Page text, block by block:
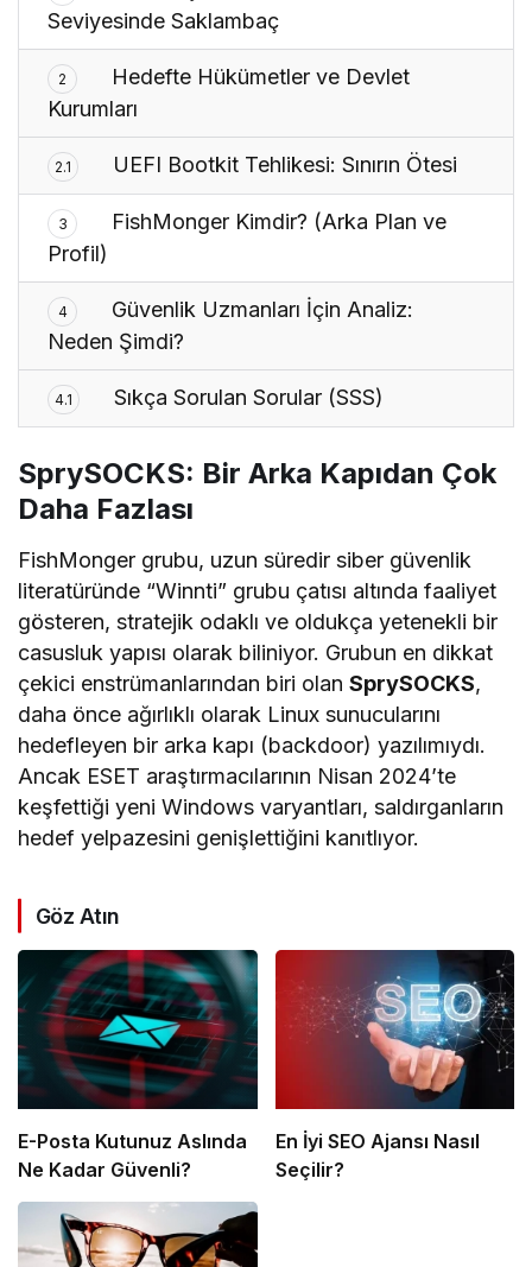
Seviyesinde Saklambaç
2
Hedefte Hükümetler ve Devlet
Kurumları
2.1 UEFI Bootkit Tehlikesi: Sınırın Ötesi
3
FishMonger Kimdir? (Arka Plan ve
Profil)
4
Güvenlik Uzmanları İçin Analiz:
Neden Şimdi?
4.1 Sıkça Sorulan Sorular (SSS)
SprySOCKS: Bir Arka Kapıdan Çok
Daha Fazlası
FishMonger grubu, uzun süredir siber güvenlik
literatüründe “Winnti” grubu çatısı altında faaliyet
gösteren, stratejik odaklı ve oldukça yetenekli bir
casusluk yapısı olarak biliniyor. Grubun en dikkat
çekici enstrümanlarından biri olanSprySOCKS,
daha önce ağırlıklı olarak Linux sunucularını
hedefleyen bir arka kapı (backdoor) yazılımıydı.
Ancak ESET araştırmacılarının Nisan 2024’te
keşfettiği yeni Windows varyantları, saldırganların
hedef yelpazesini genişlettiğini kanıtlıyor.
Göz Atın
E-Posta Kutunuz Aslında
Ne Kadar Güvenli?
En İyi SEO Ajansı Nasıl
Seçilir?